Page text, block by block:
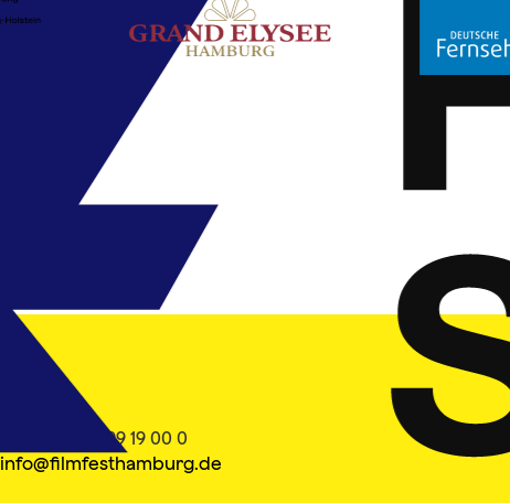
Tel. +49 40 399 19 00 0
info@filmfesthamburg.de